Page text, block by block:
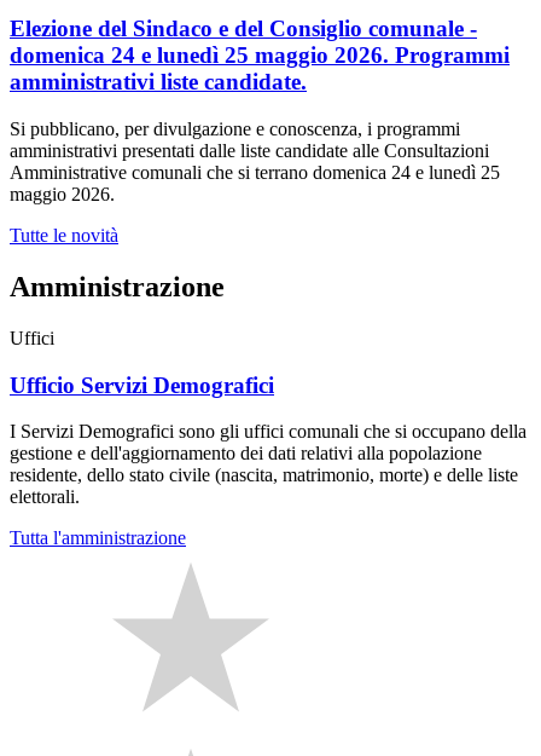
Elezione del Sindaco e del Consiglio comunale -
domenica 24 e lunedì 25 maggio 2026. Programmi
amministrativi liste candidate.
Si pubblicano, per divulgazione e conoscenza, i programmi
amministrativi presentati dalle liste candidate alle Consultazioni
Amministrative comunali che si terrano domenica 24 e lunedì 25
maggio 2026.
Tutte le novità
Amministrazione
Uffici
Ufficio Servizi Demografici
I Servizi Demografici sono gli uffici comunali che si occupano della
gestione e dell'aggiornamento dei dati relativi alla popolazione
residente, dello stato civile (nascita, matrimonio, morte) e delle liste
elettorali.
Tutta l'amministrazione